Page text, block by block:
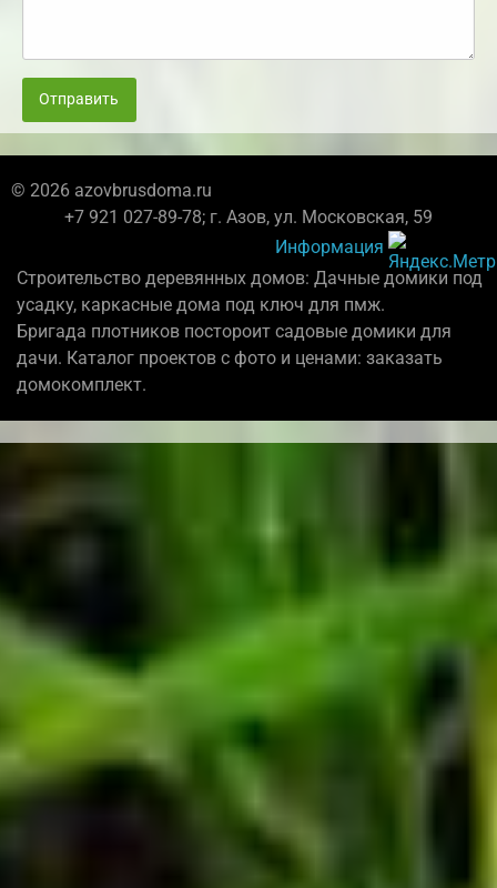
Отправить
© 2026 azovbrusdoma.ru
+7 921 027-89-78; г. Азов, ул. Московская, 59
Информация
Строительство деревянных домов: Дачные домики под
усадку, каркасные дома под ключ для пмж.
Бригада плотников постороит садовые домики для
дачи. Каталог проектов с фото и ценами: заказать
домокомплект.